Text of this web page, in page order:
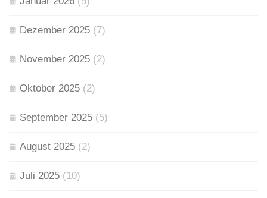
Dezember 2025 (7)
November 2025 (2)
Oktober 2025 (2)
September 2025 (5)
August 2025 (2)
Juli 2025 (10)